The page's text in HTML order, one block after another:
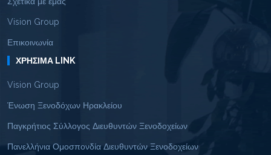
Vision Group
Επικοινωνία
ΧΡΉΣΙΜΑ LINK
Vision Group
Ένωση Ξενοδόχων Ηρακλείου
Παγκρήτιος Σύλλογος Διευθυντών Ξενοδοχείων
Πανελλήνια Ομοσπονδία Διευθυντών Ξενοδοχείων